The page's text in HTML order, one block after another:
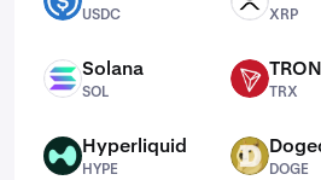
EVM stellt außerdem sicher, dass
Netzwerk denselben Code
dass das Netzwerk zuverlässig
Eines der Hauptmerkmale der
komplexe Berechnungen zu
macht sie zu einem
USDC XRP
SOL Solana
SOL
TRX TRON
TRX
HYPE Hyperliquid
HYPE
DOGE
DOGE